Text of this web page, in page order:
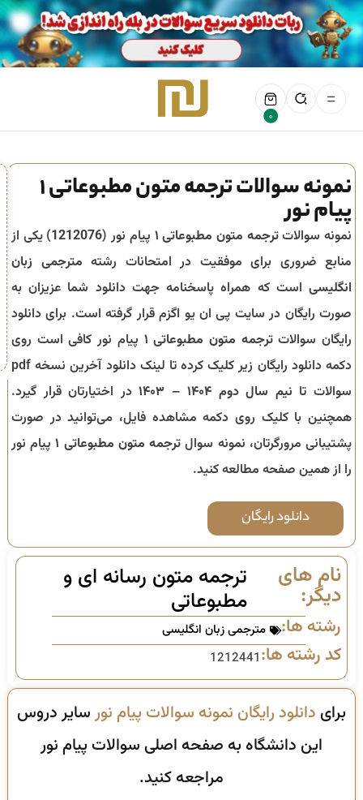
0
نمونه سوالات ترجمه متون مطبوعاتی 1
پیام نور
نمونه سوالاتترجمه متون مطبوعاتی ۱ پیام نور (1212076) یکی از
منابع ضروری برای موفقیت در امتحانات رشته مترجمی زبان
انگلیسی است که همراه پاسخنامه جهت دانلود شما عزیزان به
صورت رایگان در سایت پی ان یو اگزم قرار گرفته است. برای دانلود
رایگان سوالاتترجمه متون مطبوعاتی ۱
پیام نور کافی است روی
دکمه دانلود رایگان زیر کلیک کرده تا لینک دانلود آخرین نسخه pdf
سوالات تا نیم سال دوم ۱۴۰۴ – ۱۴۰۳
در اختیارتان قرار گیرد.
همچنین با کلیک روی دکمه مشاهده فایل، می‌توانید در صورت
پشتیبانی مرورگرتان، نمونه سوال ترجمه متون مطبوعاتی ۱ پیام نور
را از همین صفحه مطالعه کنید.
دانلود رایگان
نام های
دیگر:
ترجمه متون رسانه ای و
مطبوعاتی
رشته ها: مترجمی زبان انگلیسی
کد رشته ها:1212441
برای دانلود رایگان نمونه سوالات پیام نورسایر دروس
این دانشگاه به صفحه اصلی سوالات پیام نور
مراجعه کنید.